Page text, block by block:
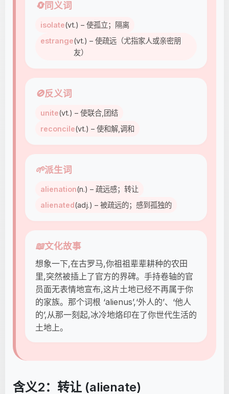
🔄同义词
isolate(vt.) – 使孤立；隔离
estrange(vt.) – 使疏远（尤指家人或亲密朋
友）
🚫反义词
unite(vt.) – 使联合,团结
reconcile(vt.) – 使和解,调和
🌱派生词
alienation(n.) – 疏远感；转让
alienated(adj.) – 被疏远的；感到孤独的
📖文化故事
想象一下,在古罗马,你祖祖辈辈耕种的农田
里,突然被插上了官方的界碑。手持卷轴的官
员面无表情地宣布,这片土地已经不再属于你
的家族。那个词根 ‘alienus’,‘外人的’、‘他人
的’,从那一刻起,冰冷地烙印在了你世代生活的
土地上。
含义2：转让 (alienate)